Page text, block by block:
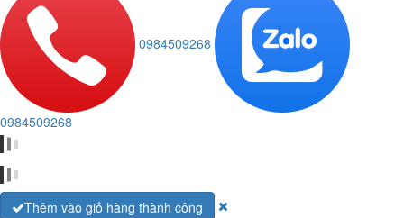
0984509268
0984509268
Thêm vào giỏ hàng thành công